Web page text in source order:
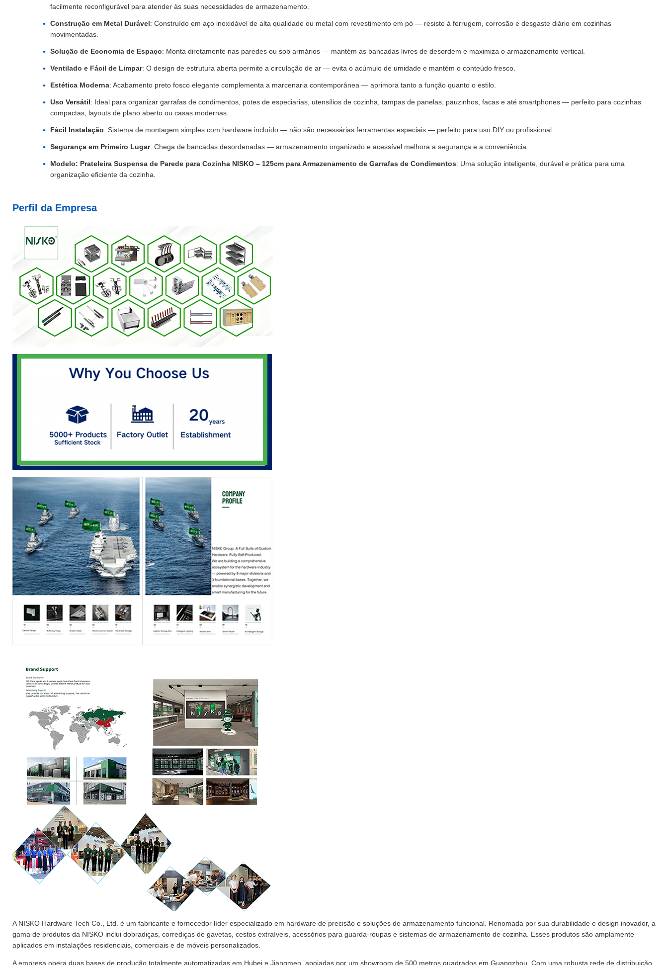
facilmente reconfigurável para atender às suas necessidades de armazenamento.
Construção em Metal Durável: Construído em aço inoxidável de alta qualidade ou metal com revestimento em pó — resiste à ferrugem, corrosão e desgaste diário em cozinhas
movimentadas.
Solução de Economia de Espaço: Monta diretamente nas paredes ou sob armários — mantém as bancadas livres de desordem e maximiza o armazenamento vertical.
Ventilado e Fácil de Limpar: O design de estrutura aberta permite a circulação de ar — evita o acúmulo de umidade e mantém o conteúdo fresco.
Estética Moderna: Acabamento preto fosco elegante complementa a marcenaria contemporânea — aprimora tanto a função quanto o estilo.
Uso Versátil: Ideal para organizar garrafas de condimentos, potes de especiarias, utensílios de cozinha, tampas de panelas, pauzinhos, facas e até smartphones — perfeito para cozinhas
compactas, layouts de plano aberto ou casas modernas.
Fácil Instalação: Sistema de montagem simples com hardware incluído — não são necessárias ferramentas especiais — perfeito para uso DIY ou profissional.
Segurança em Primeiro Lugar: Chega de bancadas desordenadas — armazenamento organizado e acessível melhora a segurança e a conveniência.
Modelo: Prateleira Suspensa de Parede para Cozinha NISKO – 125cm para Armazenamento de Garrafas de Condimentos: Uma solução inteligente, durável e prática para uma
organização eficiente da cozinha.
Perfil da Empresa
A NISKO Hardware Tech Co., Ltd. é um fabricante e fornecedor líder especializado em hardware de precisão e soluções de armazenamento funcional. Renomada por sua durabilidade e design inovador, a
gama de produtos da NISKO inclui dobradiças, corrediças de gavetas, cestos extraíveis, acessórios para guarda-roupas e sistemas de armazenamento de cozinha. Esses produtos são amplamente
aplicados em instalações residenciais, comerciais e de móveis personalizados.
A empresa opera duas bases de produção totalmente automatizadas em Hubei e Jiangmen, apoiadas por um showroom de 500 metros quadrados em Guangzhou. Com uma robusta rede de distribuição,